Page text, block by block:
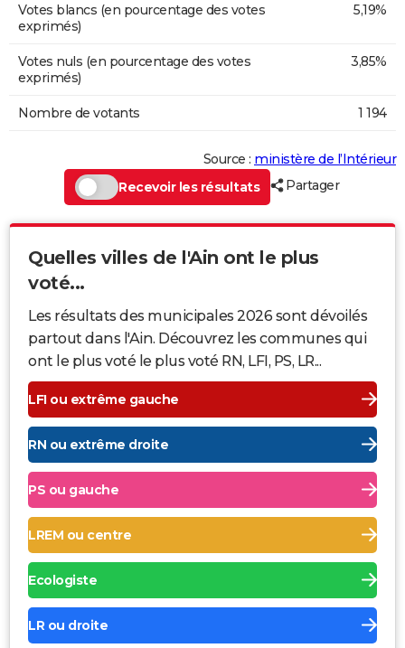
Votes blancs (en pourcentage des votes
exprimés)
5,19%
Votes nuls (en pourcentage des votes
exprimés)
3,85%
Nombre de votants 1 194
Source : ministère de l’Intérieur
Recevoir les résultats
Partager
Quelles villes de l'Ain ont le plus
voté...
Les résultats des municipales 2026 sont dévoilés
partout dans l'Ain. Découvrez les communes qui
ont le plus voté le plus voté RN, LFI, PS, LR...
LFI ou extrême gauche
RN ou extrême droite
PS ou gauche
LREM ou centre
Ecologiste
LR ou droite